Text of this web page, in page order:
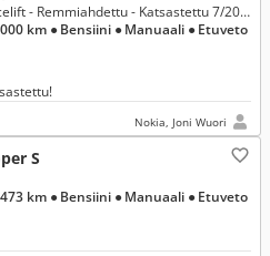
1,6, R53 Facelift - Remmiahdettu - Katsastettu 7/2026
km ● Bensiini ● Manuaali ● Etuveto
Nokia, Joni Wuori
S
km ● Bensiini ● Manuaali ● Etuveto